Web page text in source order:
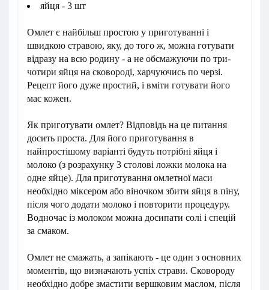
яйця - 3 шт
Омлет є найбільш простою у приготуванні і
швидкою стравою, яку, до того ж, можна готувати
відразу на всю родину - а не обсмажуючи по три-
чотири яйця на сковороді, харчуючись по черзі.
Рецепт його дуже простий, і вміти готувати його
має кожен.
Як приготувати омлет? Відповідь на це питання
досить проста. Для його приготування в
найпростішому варіанті будуть потрібні яйця і
молоко (з розрахунку 3 столові ложки молока на
одне яйце). Для приготування омлетної маси
необхідно міксером або віночком збити яйця в піну,
після чого додати молоко і повторити процедуру.
Водночас із молоком можна досипати солі і спецій
за смаком.
Омлет не смажать, а запікають - це один з основних
моментів, що визначають успіх страви. Сковороду
необхідно добре змастити вершковим маслом, після